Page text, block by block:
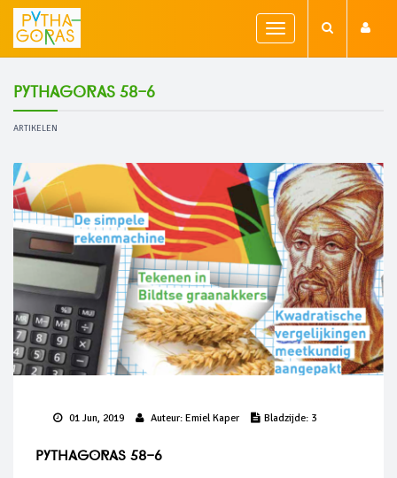
Toggle
navigation
Pythagoras 58-6
ARTIKELEN
01 Jun, 2019 Auteur: Emiel Kaper Bladzijde: 3
Pythagoras 58-6